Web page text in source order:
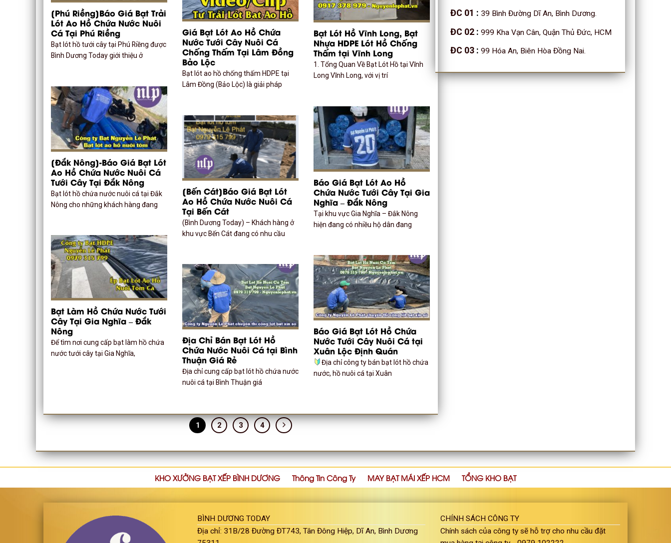
[Phú Riềng]Báo Giá Bạt Trải
Lót Ao Hồ Chứa Nước Nuôi
Cá Tại Phú Riềng
Bạt lót hồ tưới cây tại Phú Riềng được
Bình Dương Today giới thiệu ở
Giá Bạt Lót Ao Hồ Chứa
Nước Tưới Cây Nuôi Cá
Chống Thấm Tại Lâm Đồng
Bảo Lộc
Bạt lót ao hồ chống thấm HDPE tại
Lâm Đồng (Bảo Lộc) là giải pháp
Bạt Lót Hồ Vĩnh Long, Bạt
Nhựa HDPE Lót Hồ Chống
Thấm tại Vĩnh Long
1. Tổng Quan Về Bạt Lót Hồ tại Vĩnh
Long Vĩnh Long, với vị trí
[Đắk Nông]-Báo Giá Bạt Lót
Ao Hồ Chứa Nước Nuôi Cá
Tưới Cây Tại Đắk Nông
Bạt lót hồ chứa nước nuôi cá tại Đắk
Nông cho những khách hàng đang
Báo Giá Bạt Lót Ao Hồ
Chứa Nước Tưới Cây Tại Gia
Nghĩa – Đắk Nông
Tại khu vực Gia Nghĩa – Đắk Nông
hiện đang có nhiều hộ dân đang
[Bến Cát]Báo Giá Bạt Lót
Ao Hồ Chứa Nước Nuôi Cá
Tại Bến Cát
(Bình Dương Today) – Khách hàng ở
khu vực Bến Cát đang có nhu cầu
Bạt Làm Hồ Chứa Nước Tưới
Cây Tại Gia Nghĩa – Đắk
Nông
Để tìm nơi cung cấp bạt làm hồ chứa
nước tưới cây tại Gia Nghĩa,
Báo Giá Bạt Lót Hồ Chứa
Nước Tưới Cây Nuôi Cá tại
Xuân Lộc Định Quán
Địa chỉ công ty bán bạt lót hồ chứa
nước, hồ nuôi cá tại Xuân
Địa Chỉ Bán Bạt Lót Hồ
Chứa Nước Nuôi Cá tại Bình
Thuận Giá Rẻ
Địa chỉ cung cấp bạt lót hồ chứa nước
nuôi cá tại Bình Thuận giá
1 2 3 4
ĐC 01 : 39 Bình Đường Dĩ An, Bình Dương.
ĐC 02: 999 Kha Vạn Cân, Quận Thủ Đức, HCM
ĐC 03 : 99 Hóa An, Biên Hòa Đồng Nai.
KHO XƯỞNG BẠT XẾP BÌNH DƯƠNG Thông Tin Công Ty MAY BẠT MÁI XẾP HCM TỔNG KHO BẠT
BÌNH DƯƠNG TODAY
Địa chỉ: 31B/28 Đường ĐT743, Tân Đông Hiệp, Dĩ An, Bình Dương
CHÍNH SÁCH CÔNG TY
Chính sách của công ty sẽ hỗ trợ cho nhu cầu đặt